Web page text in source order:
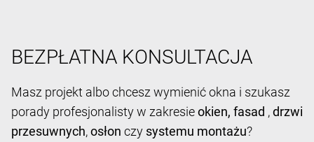
BEZPŁATNA KONSULTACJA
Masz projekt albo chcesz wymienić okna i szukasz
porady profesjonalisty w zakresieokien, fasad ,drzwi
przesuwnych,osłon czy systemu montażu?